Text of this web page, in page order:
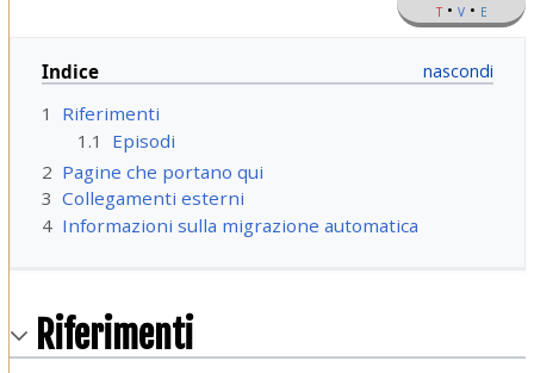
t v e
Indice
1
Riferimenti
1.1
Episodi
2 Pagine che portano qui
3 Collegamenti esterni
4 Informazioni sulla migrazione automatica
Riferimenti